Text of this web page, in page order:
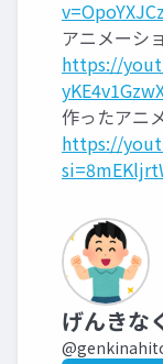
アニメーシ
https://
作ったアニ
https://
げんきな